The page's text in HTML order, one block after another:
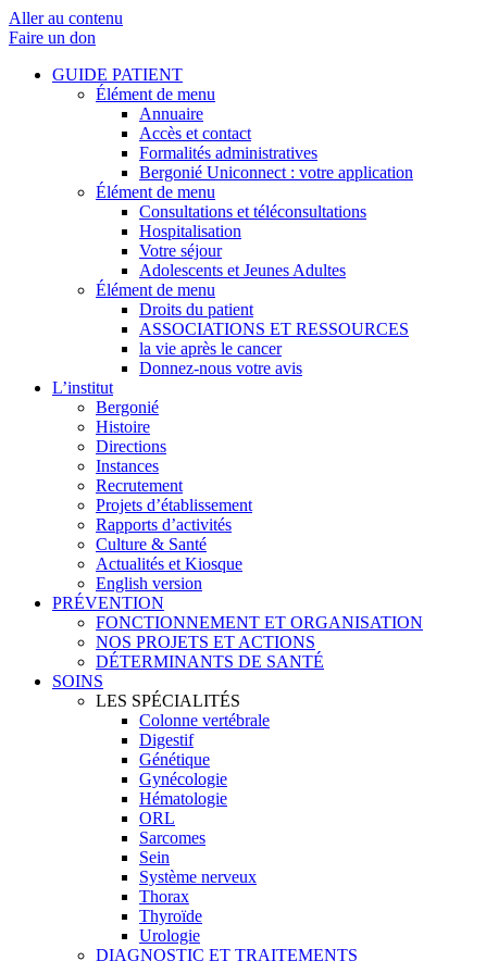
Aller au contenu
Faire un don
GUIDE PATIENT
Élément de menu
Annuaire
Accès et contact
Formalités administratives
Bergonié Uniconnect : votre application
Élément de menu
Consultations et téléconsultations
Hospitalisation
Votre séjour
Adolescents et Jeunes Adultes
Élément de menu
Droits du patient
ASSOCIATIONS ET RESSOURCES
la vie après le cancer
Donnez-nous votre avis
L’institut
Bergonié
Histoire
Directions
Instances
Recrutement
Projets d’établissement
Rapports d’activités
Culture & Santé
Actualités et Kiosque
English version
PRÉVENTION
FONCTIONNEMENT ET ORGANISATION
NOS PROJETS ET ACTIONS
DÉTERMINANTS DE SANTÉ
SOINS
LES SPÉCIALITÉS
Colonne vertébrale
Digestif
Génétique
Gynécologie
Hématologie
ORL
Sarcomes
Sein
Système nerveux
Thorax
Thyroïde
Urologie
DIAGNOSTIC ET TRAITEMENTS